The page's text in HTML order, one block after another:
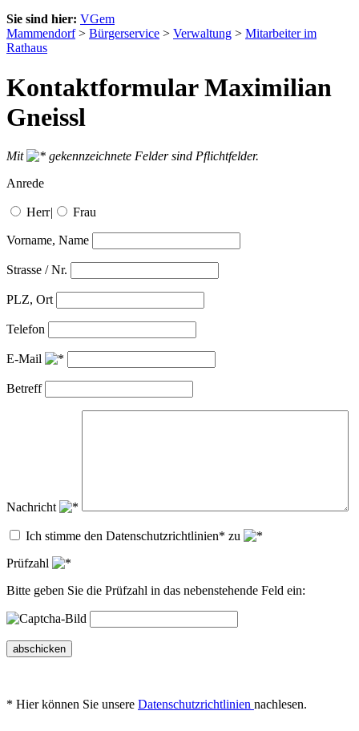
Sie sind hier: VGem
Mammendorf> Bürgerservice > Verwaltung > Mitarbeiter im
Rathaus
Kontaktformular Maximilian
Gneissl
Mit
gekennzeichnete Felder sind Pflichtfelder.
Anrede
Herr| Frau
Vorname, Name
Strasse / Nr.
PLZ, Ort
Telefon
E-Mail
Betreff
Nachricht
Ich stimme den Datenschutzrichtlinien* zu
Prüfzahl
Bitte geben Sie die Prüfzahl in das nebenstehende Feld ein:
abschicken
* Hier können Sie unsere Datenschutzrichtlinien nachlesen.